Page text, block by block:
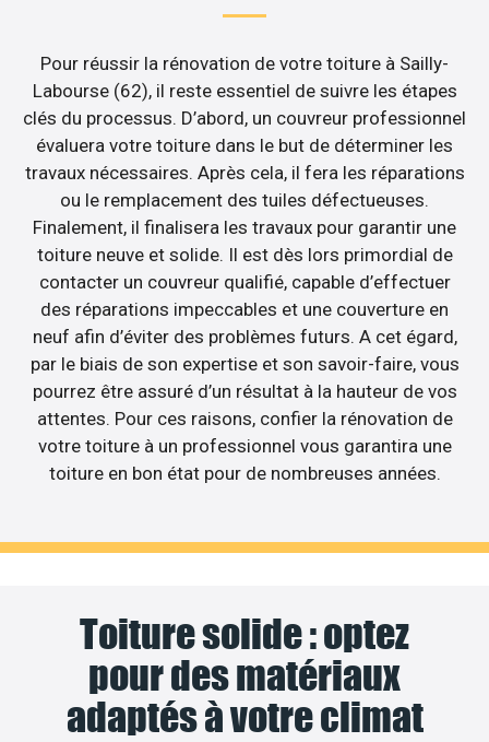
Pour réussir la rénovation de votre toiture à Sailly-
Labourse (62), il reste essentiel de suivre les étapes
clés du processus. D’abord, un couvreur professionnel
évaluera votre toiture dans le but de déterminer les
travaux nécessaires. Après cela, il fera les réparations
ou le remplacement des tuiles défectueuses.
Finalement, il finalisera les travaux pour garantir une
toiture neuve et solide. Il est dès lors primordial de
contacter un couvreur qualifié, capable d’effectuer
des réparations impeccables et une couverture en
neuf afin d’éviter des problèmes futurs. A cet égard,
par le biais de son expertise et son savoir-faire, vous
pourrez être assuré d’un résultat à la hauteur de vos
attentes. Pour ces raisons, confier la rénovation de
votre toiture à un professionnel vous garantira une
toiture en bon état pour de nombreuses années.
Toiture solide : optez
pour des matériaux
adaptés à votre climat